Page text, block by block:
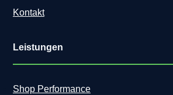
Kontakt
Leistungen
Shop Performance